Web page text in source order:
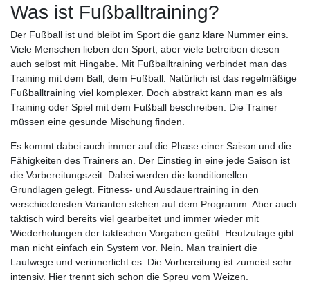
Was ist Fußballtraining?
Der Fußball ist und bleibt im Sport die ganz klare Nummer eins.
Viele Menschen lieben den Sport, aber viele betreiben diesen
auch selbst mit Hingabe. Mit Fußballtraining verbindet man das
Training mit dem Ball, dem Fußball. Natürlich ist das regelmäßige
Fußballtraining viel komplexer. Doch abstrakt kann man es als
Training oder Spiel mit dem Fußball beschreiben. Die Trainer
müssen eine gesunde Mischung finden.
Es kommt dabei auch immer auf die Phase einer Saison und die
Fähigkeiten des Trainers an. Der Einstieg in eine jede Saison ist
die Vorbereitungszeit. Dabei werden die konditionellen
Grundlagen gelegt. Fitness- und Ausdauertraining in den
verschiedensten Varianten stehen auf dem Programm. Aber auch
taktisch wird bereits viel gearbeitet und immer wieder mit
Wiederholungen der taktischen Vorgaben geübt. Heutzutage gibt
man nicht einfach ein System vor. Nein. Man trainiert die
Laufwege und verinnerlicht es. Die Vorbereitung ist zumeist sehr
intensiv. Hier trennt sich schon die Spreu vom Weizen.